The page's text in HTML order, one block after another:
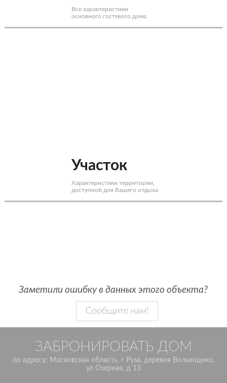
Все характеристики
основного гостевого дома
Участок
Характеристики территории,
доступной для Вашего отдыха
Заметили ошибку в данных этого объекта?
Сообщите нам!
ЗАБРОНИРОВАТЬ ДОМ
по адресу: Московская область, г Руза, деревня Волынщино,
ул Озерная, д 13